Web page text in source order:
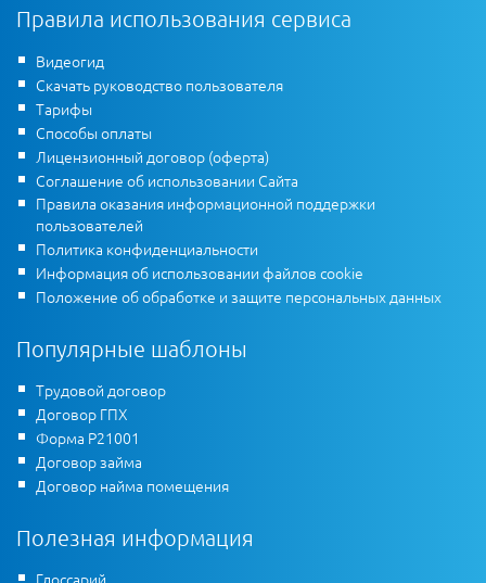
Правила использования сервиса
Видеогид
Скачать руководство пользователя
Тарифы
Способы оплаты
Лицензионный договор (оферта)
Соглашение об использовании Сайта
Правила оказания информационной поддержки
пользователей
Политика конфиденциальности
Информация об использовании файлов cookie
Положение об обработке и защите персональных данных
Популярные шаблоны
Трудовой договор
Договор ГПХ
Форма Р21001
Договор займа
Договор найма помещения
Полезная информация